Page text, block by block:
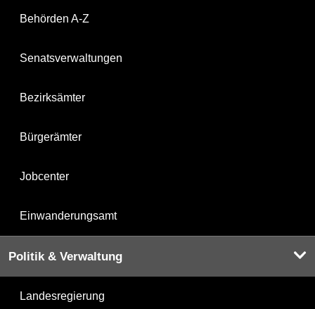
Behörden A-Z
Senatsverwaltungen
Bezirksämter
Bürgerämter
Jobcenter
Einwanderungsamt
Politik & Verwaltung
Landesregierung